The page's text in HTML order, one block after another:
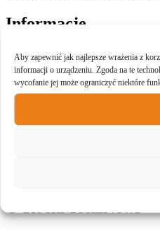
Aby zapewnić jak najlepsze wrażenia z
informacji o urządzeniu. Zgoda na te
wycofanie jej może ograniczyć niektóre
Informacje
KONTAKT
O NAS
WSPÓŁPRACA
POLITYKA COOKIES
Centrum Kultury Zamek (pokój